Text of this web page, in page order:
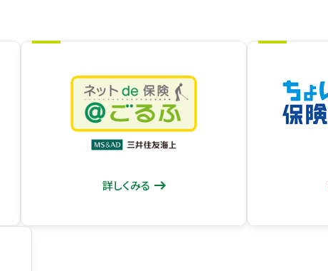
詳しくみる